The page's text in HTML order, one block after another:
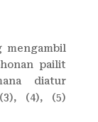
mengambil
pailit
diatur
(4), (5)